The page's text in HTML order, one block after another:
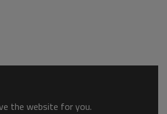
the website for you.